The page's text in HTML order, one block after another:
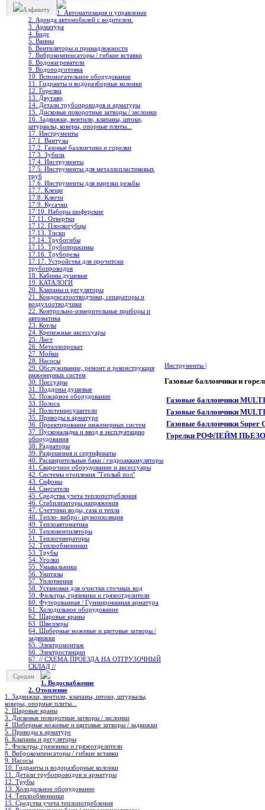
Алфавиту
1. Автоматизация и управление
2. Аренда автомобилей с водителем.
3. Арматура
4. Биде
5. Ванны
6. Вентиляторы и принадлежности
7. Виброкомпенсаторы / гибкие вставки
8. Водонагреватели
9. Водоподготовка
10. Вспомогательное оборудование
11. Гидранты и водоразборные колонки
12. Горелки
13. Двутавр
14. Детали трубопроводов и арматуры
15. Дисковые поворотные затворы / заслонки
16. Задвижки, вентили, клапаны, штоки,
штурвалы, коверы, опорные плиты...
17. Инструменты
17.1. Вантузы
17.2. Газовые баллончики и горелки
17.3. Зубила
17.4. Инструменты
17.5. Инструменты для металлопластиковых
труб
17.6. Инструменты для нарезки резьбы
17.7. Клещи
17.8. Ключи
17.9. Кусачки
17.10. Наборы шоферские
17.11. Отвертки
17.12. Плоскогубцы
17.13. Тиски
17.14. Трубогибы
17.15. Трубоприжимы
17.16. Труборезы
17.17. Устройства для прочитски
трубопроводов
18. Кабины душевые
19. КАТАЛОГИ
20. Клапаны и регуляторы
21. Конденсатоотводчики, сепараторы и
воздухоотводчики
22. Контрольно-измерительные приборы и
автоматика
23. Котлы
24. Крепежные аксессуары
25. Лист
26. Металлопрокат
27. Мойки
28. Насосы
29. Обслуживание, ремонт и реконструкция
инженерных систем
30. Писсуары
31. Поддоны душевые
32. Пожарное оборудование
33. Полоса
34. Полотенцесушители
35. Приводы к арматуре
36. Проектирование инженерных систем
37. Пусконаладка и ввод в эксплуатацию
оборудования
38. Радиаторы
39. Разрешения и сертификаты
40. Расширительные баки / гидроаккамуляторы
41. Сварочное оборудование и аксессуары
42. Системы отопления "Теплый пол"
43. Сифоны
44. Смесители
45. Средства учета теплопотребления
46. Стабилизаторы напряжения
47. Счетчики воды, газа и тепла
48. Тепло- вибро- шумоизоляция
49. Теплоавтоматика
50. Тепловентиляторы
51. Теплогенераторы
52. Теплообменники
53. Трубы
54. Уголки
55. Умывальники
56. Унитазы
57. Уплотнения
58. Установки для очистки сточных вод
59. Фильтры, грязевики и грязеотделители
60. Футерованная / Гуммированная арматура
61. Холодильное oборудование
62. Шаровые краны
63. Швеллеры
64. Шиберные ножевые и щитовые затворы /
задвижки
65. Электромонтаж
66. Электростанции
67. // СХЕМА ПРОЕЗДА НА ОТГРУЗОЧНЫЙ
СКЛАД //
Средам
1. Водоснабжение
2. Отопление
1. Задвижки, вентили, клапаны, штоки, штурвалы,
коверы, опорные плиты...
2. Шаровые краны
3. Дисковые поворотные затворы / заслонки
4. Шиберные ножевые и щитовые затворы / задвижки
5. Приводы к арматуре
6. Клапаны и регуляторы
7. Фильтры, грязевики и грязеотделители
8. Виброкомпенсаторы / гибкие вставки
9. Насосы
10. Гидранты и водоразборные колонки
11. Детали трубопроводов и арматуры
12. Трубы
13. Холодильное oборудование
14. Теплообменники
15. Средства учета теплопотребления
Инструменты |
Газовые баллончики и
Газовые баллончики
Газовые баллончики
Газовые баллончики
Горелки РОФЛЕЙМ ПЬЕЗО